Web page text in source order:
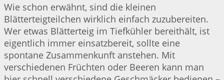
Wie schon erwähnt, sind die kleinen
Blätterteigteilchen wirklich einfach zuzubereiten.
Wer etwas Blätterteig im Tiefkühler bereithält, ist
eigentlich immer einsatzbereit, sollte eine
spontane Zusammenkunft anstehen. Mit
verschiedenen Früchten oder Beeren kann man